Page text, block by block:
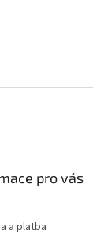
pro vás
a platba